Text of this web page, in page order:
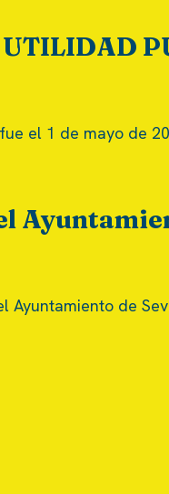
UTILIDAD
el 1 de mayo de
de